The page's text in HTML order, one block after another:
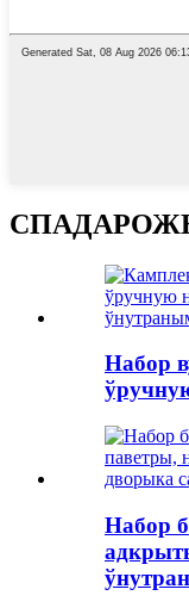
Набор
Набор